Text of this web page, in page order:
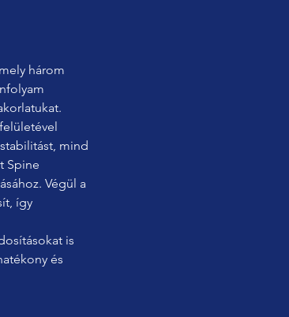
három
mind
Spine
Végül a
így
és